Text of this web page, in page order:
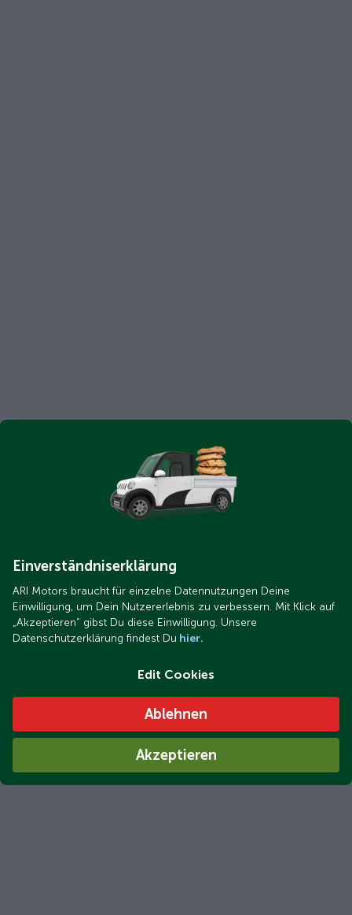
Einverständniserklärung
ARI Motors braucht für einzelne Datennutzungen Deine
Einwilligung, um Dein Nutzererlebnis zu verbessern. Mit Klick auf
„Akzeptieren“ gibst Du diese Einwilligung. Unsere
Datenschutzerklärung findest Du hier.
Edit Cookies
Ablehnen
Akzeptieren